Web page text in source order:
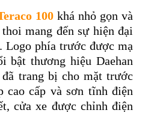
100 khá nhỏ gọn và
mang đến sự hiện đại
Logo phía trước được mạ
bật thương hiệu Daehan
trang bị cho mặt trước
cao cấp và sơn tĩnh điện
cửa xe được chỉnh điện